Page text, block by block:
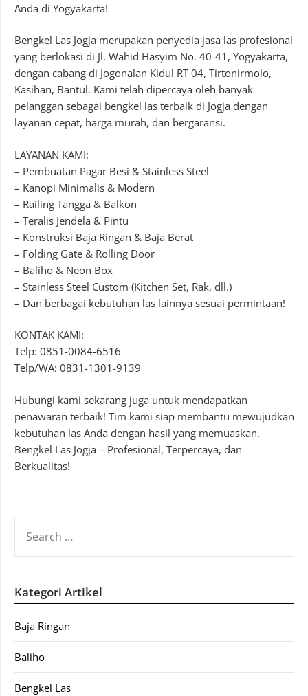
Anda di Yogyakarta!
Bengkel Las Jogja merupakan penyedia jasa las profesional
yang berlokasi di Jl. Wahid Hasyim No. 40-41, Yogyakarta,
dengan cabang di Jogonalan Kidul RT 04, Tirtonirmolo,
Kasihan, Bantul. Kami telah dipercaya oleh banyak
pelanggan sebagai bengkel las terbaik di Jogja dengan
layanan cepat, harga murah, dan bergaransi.
LAYANAN KAMI:
– Pembuatan Pagar Besi & Stainless Steel
– Kanopi Minimalis & Modern
– Railing Tangga & Balkon
– Teralis Jendela & Pintu
– Konstruksi Baja Ringan & Baja Berat
– Folding Gate & Rolling Door
– Baliho & Neon Box
– Stainless Steel Custom (Kitchen Set, Rak, dll.)
– Dan berbagai kebutuhan las lainnya sesuai permintaan!
KONTAK KAMI:
Telp: 0851-0084-6516
Telp/WA: 0831-1301-9139
Hubungi kami sekarang juga untuk mendapatkan
penawaran terbaik! Tim kami siap membantu mewujudkan
kebutuhan las Anda dengan hasil yang memuaskan.
Bengkel Las Jogja – Profesional, Terpercaya, dan
Berkualitas!
FOR:
Kategori Artikel
Baja Ringan
Baliho
Bengkel Las